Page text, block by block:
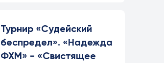
Турнир «Судейский
беспредел». «Надежда
ФХМ» - «Свистящее